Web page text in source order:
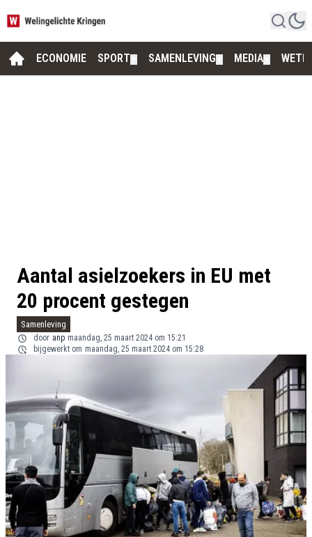
ECONOMIE SPORT SAMENLEVING MEDIA
Aantal asielzoekers in EU met
20 procent gestegen
Samenleving
door anp maandag, 25 maart 2024 om 15:21
bijgewerkt om maandag, 25 maart 2024 om 15:28